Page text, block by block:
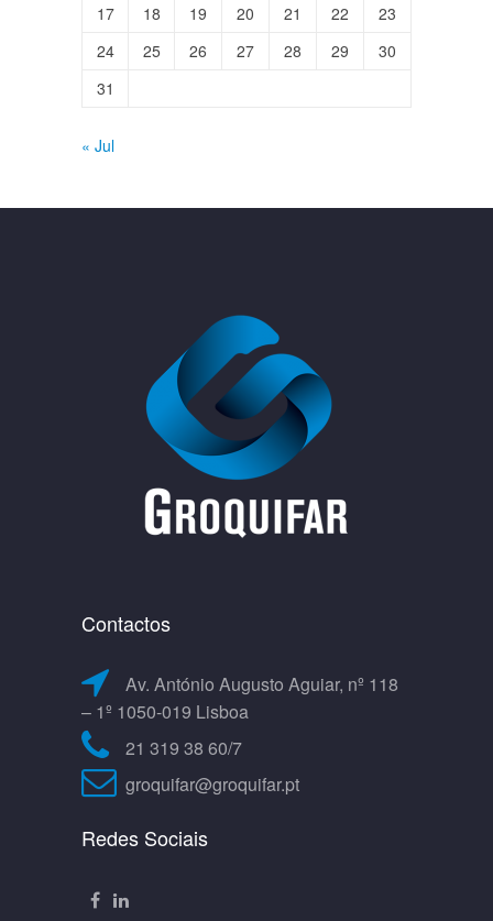
17
18 19 20 21 22
23
24
25 26 27 28 29
30
31
« Jul
Contactos
Av. António Augusto Aguiar, nº 118
– 1º 1050-019 Lisboa
21 319 38 60/7
groquifar@groquifar.pt
Redes Sociais